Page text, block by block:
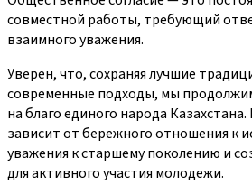
совместной работы, требующий
взаимного уважения.
Уверен, что, сохраняя лучшие
современные подходы, мы
на благо единого народа
зависит от бережного отношения к
уважения к старшему поколению и
для активного участия молодежи.